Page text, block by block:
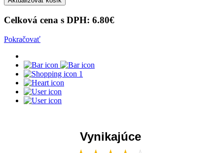
100
EXP.:
Celková cena s DPH: 6.80€
Pokračovať
1
Vynikajúce